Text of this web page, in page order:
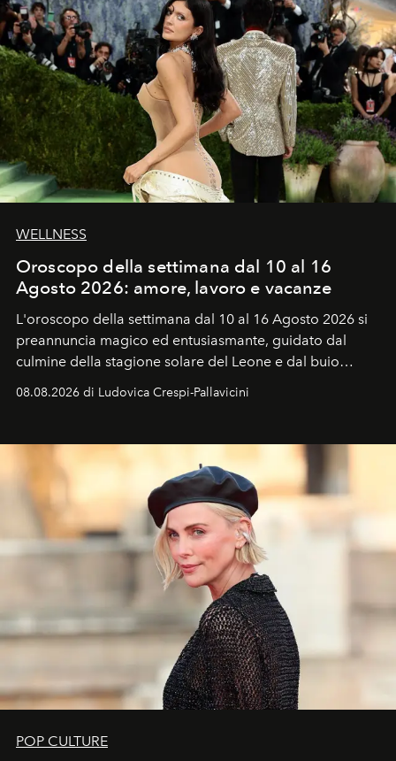
WELLNESS
Oroscopo della settimana dal 10 al 16
Agosto 2026: amore, lavoro e vacanze
L'oroscopo della settimana dal 10 al 16 Agosto 2026 si
preannuncia magico ed entusiasmante, guidato dal
culmine della stagione solare del Leone e dal buio
favorevole della Luna nuova in Leone del 12 agosto,
ideale per la notte delle Perseidi.
08.08.2026 di Ludovica Crespi-Pallavicini
POP CULTURE